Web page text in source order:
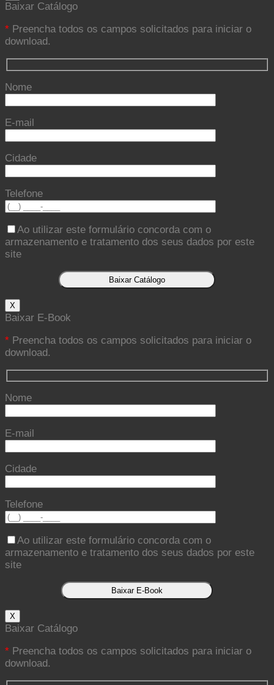
Baixar Catálogo
* Preencha todos os campos solicitados para iniciar o
download.
Nome
E-mail
Cidade
Telefone
Ao utilizar este formulário concorda com o
armazenamento e tratamento dos seus dados por este
site
X
Baixar E-Book
* Preencha todos os campos solicitados para iniciar o
download.
Nome
E-mail
Cidade
Telefone
Ao utilizar este formulário concorda com o
armazenamento e tratamento dos seus dados por este
site
X
Baixar Catálogo
* Preencha todos os campos solicitados para iniciar o
download.